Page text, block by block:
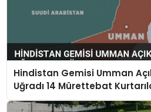
Hindistan Gemisi Umman
Uğradı 14 Mürettebat